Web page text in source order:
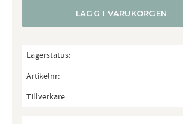
LÄGG I VARUKORGEN
Lagerstatus
Artikelnr
Tillverkare